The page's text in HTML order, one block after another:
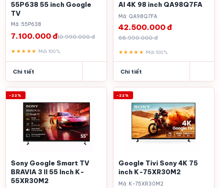
55P638 55 inch Google
TV
Mã: 55P638
10.990.000 đ
7.100.000 đ
★★★★★ Mới 100%
Chi tiết
AI 4K 98 inch QA98Q7FA
Mã: QA98Q7FA
68.990.000 đ
42.500.000 đ
★★★★★ Mới 100%
Chi tiết
-22%
Sony Google Smart TV
BRAVIA 3 II 55 Inch K-
55XR30M2
-22%
Google Tivi Sony 4K 75
inch K-75XR30M2
Mã: K-75XR30M2